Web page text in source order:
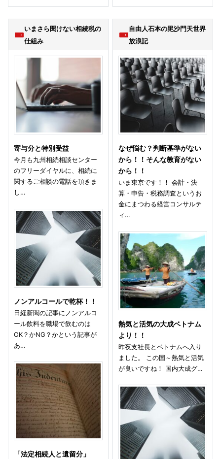
いまさら聞けない相続税の
仕組み
寄与分と特別受益
今月も九州相続相談センター
のフリーダイヤルに、相続に
関するご相談の電話を頂きま
し…
ノンアルコールで乾杯！！
日経新聞の記事にノンアルコ
ール飲料を職場で飲むのは
OK？かNG？かという記事が
あ…
「法定相続人と遺留分」
自由人石本の毘沙門天世界
放浪記
なぜ悩む？判断基準がない
から！！そんな教育がない
から！！
いま東京です！！ 会計・決
算・申告・税務調査というお
金にまつわる経営コンサルテ
ィ…
熱気と活気の大成ベトナム
より！！
昨夜支社長とベトナムへ入り
ました。 この国～熱気と活気
が良いですね！ 国内大成グ…